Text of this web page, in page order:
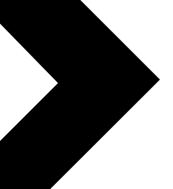
13120 за шт.
Накладка на столешницу из
оцинков. стали 1,5 мм (ширина
1000 мм)
33 х 1000 х 747